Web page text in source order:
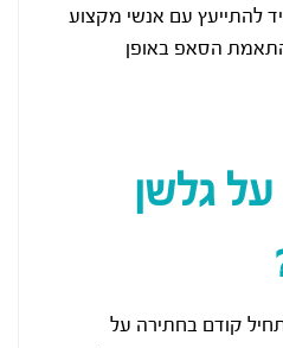
להתייעץ עם אנשי מקצוע
הסאפ באופן
גלשן
קודם בחתירה על